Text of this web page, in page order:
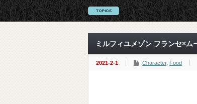
ミルフィユメゾン フランセ×ム
2021-2-1 Character, Food